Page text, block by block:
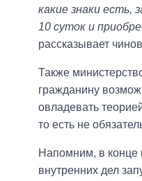
какие знаки есть,
10 суток и
рассказывает
Также
гражданину
овладевать
то есть не
Напомним, в конце
внутренних дел